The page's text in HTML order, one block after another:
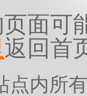
面可
返回
点内所